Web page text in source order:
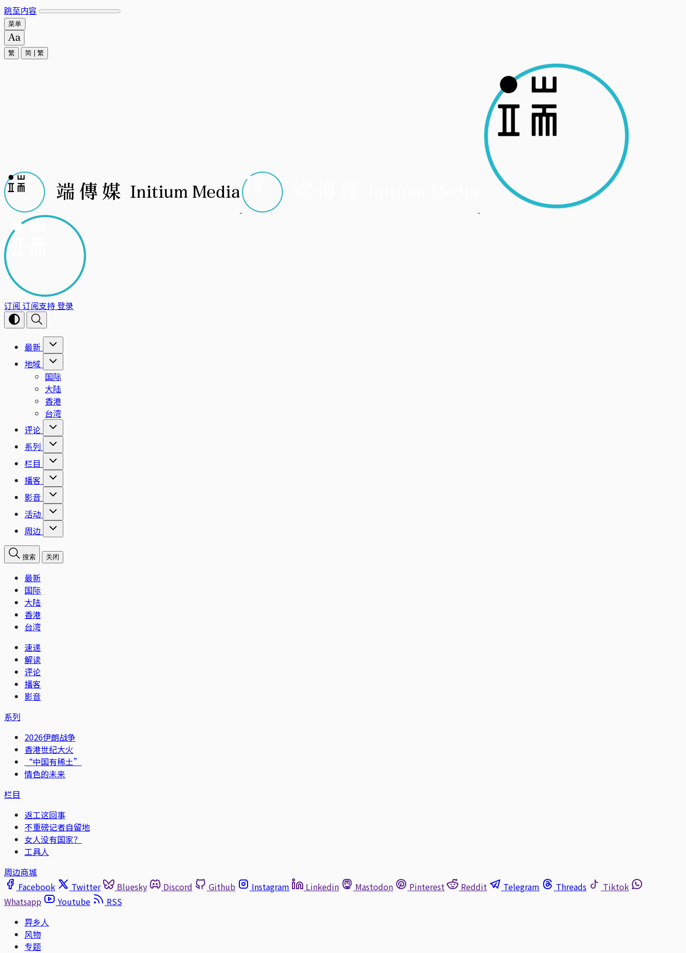
跳至内容
菜单
繁 简 繁
订阅 订阅支持登录
最新
地域
国际
大陆
香港
台湾
评论
系列
栏目
播客
影音
活动
周边
搜索 关闭
最新
国际
大陆
香港
台湾
速递
解读
评论
播客
影音
系列
2026伊朗战争
香港世纪大火
“中国有稀土”
情色的未来
栏目
返工这回事
不重磅记者自留地
女人没有国家？
工具人
周边商城
Facebook
Twitter Bluesky Discord Github Instagram Linkedin Mastodon Pinterest Reddit Telegram Threads
Tiktok
Whatsapp
Youtube
RSS
异乡人
风物
专题